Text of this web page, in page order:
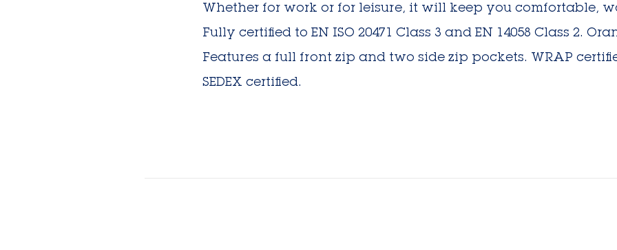
Whether for work or for leisure, it will keep you comfortable,
Fully certified to EN ISO 20471 Class 3 and EN 14058 Class 2.
Features a full front zip and two side zip pockets. WRAP
SEDEX certified.